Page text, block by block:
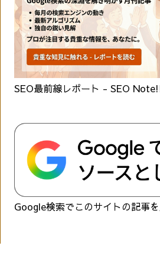
SEO最前線レポート - SEO
Google検索でこのサイトの記事